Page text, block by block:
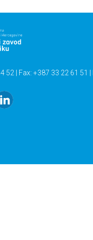
52 | Fax: +387 33 22 61 51 |